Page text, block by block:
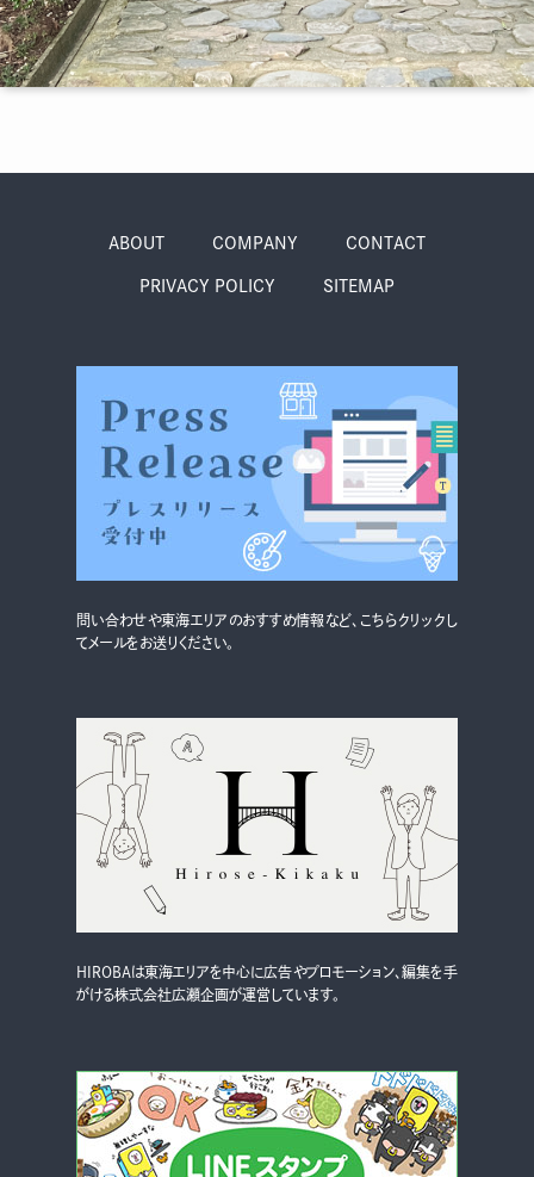
お問い合わせ
検索する
CLOSE
ABOUT COMPANY CONTACT
PRIVACY POLICY SITEMAP
問い合わせや東海エリアのおすすめ情報など、こちらクリックし
てメールをお送りください。
HIROBAは東海エリアを中心に広告やプロモーション、編集を手
がける株式会社広瀬企画が運営しています。